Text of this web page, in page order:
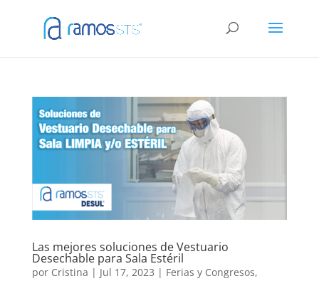
Las mejores soluciones de Vestuario
Desechable para Sala Estéril
por Cristina | Jul 17, 2023 | Ferias y Congresos,